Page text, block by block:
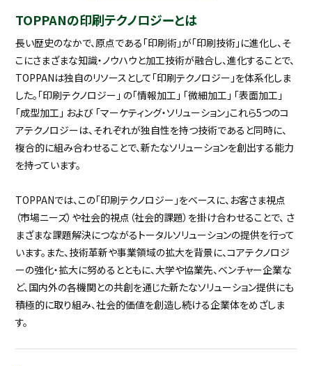
TOPPANの印刷テクノロジーとは
長い歴史のなかで、原点である「印刷術」が「印刷技術」に進化し、そ
こにさまざまな知識・ノウハウと加工技術が融合し、進化することで、
TOPPANは独自のリソースとして「印刷テクノロジー」を体系化しま
した。「印刷テクノロジー」 の「情報加工」 「微細加工」 「表面加工」
「成型加工」 および 「マーケティング・ソリューション」これら5つのコ
アテクノロジーは、それぞれが独自性を持つ技術であると同時に、
複合的に組み合わせることで、新たなソリューションを創出する能力
を持っています。
TOPPANでは、この「印刷テクノロジー」をベースに、お客さま視点
（市場ニーズ）や社会的視点（社会的課題）を掛け合わせることで、 さ
まざまな課題解決につながるトータルソリューションの提供を行って
います。また、技術革新や事業領域の拡大を背景に、コアテクノロジ
ーの強化・拡大に努めるとともに、大学や協業先、ベンチャー企業な
ど、国内外の各機関との共創を通じた新たなソリューション提供にも
積極的に取り組み、社会的価値を創造し続ける企業体をめざしま
す。